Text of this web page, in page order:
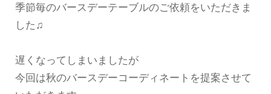
季節毎のバースデーテーブルのご依頼をいただきま
した♫
遅くなってしまいましたが
今回は秋のバースデーコーディネートを提案させて